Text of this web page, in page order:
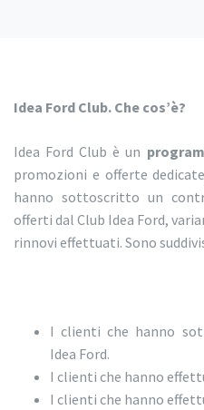
Idea Ford Club. Che cos’è?
Idea Ford Club è un
promozioni e offerte
hanno sottoscritto un
offerti dal Club Idea Ford,
rinnovi effettuati. Sono
I clienti che hanno
Idea Ford.
I clienti che hanno
I clienti che hanno